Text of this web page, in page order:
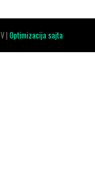
|Optimizacija sajta